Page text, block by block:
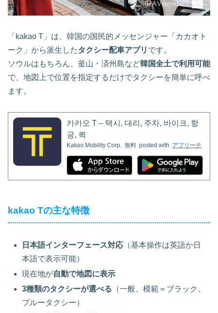
「kakao T」は、韓国の国民的メッセンジャー「カカオト
ーク」から派生したタクシー配車アプリ です。
ソウルはもちろん、釜山・済州島など韓国全土で利用可能
で、地図上で位置を指定するだけでタクシーを簡単に呼べ
ます。
카카오 T – 택시, 대리, 주차, 바이크, 항
공, 퀵
Kakao Mobility Corp. 無料 posted with アプリーチ
kakao Tの主な特徴
日本語インターフェース対応 （基本操作は英語か日
本語で表示可能）
現在地が自動で地図に表示
3種類のタクシーが選べる （一般、模範＝ブラック、
ブルータクシー）